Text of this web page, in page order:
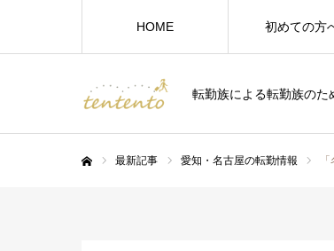
転勤族による転勤族のた
HOME 初めての方
最新記事 愛知・名古屋の転勤情報